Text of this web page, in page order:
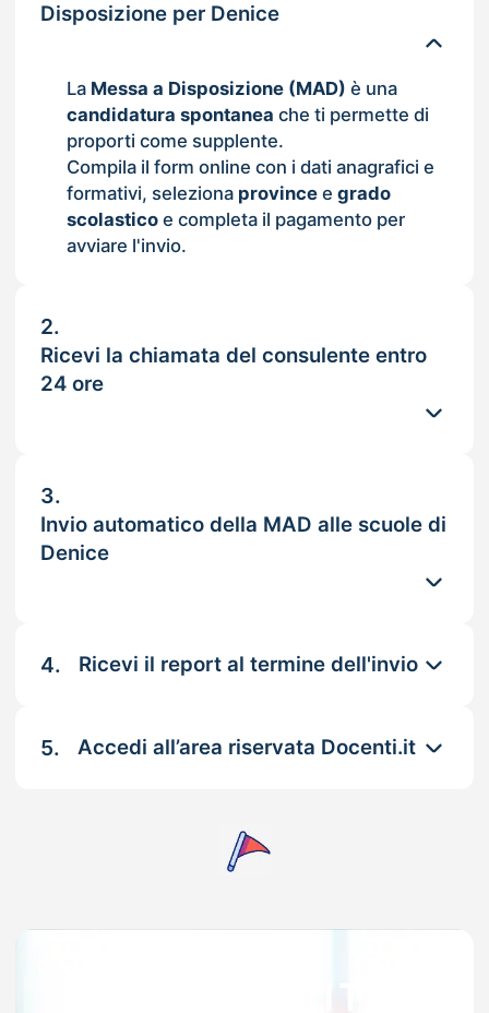
Disposizione per Denice
La Messa a Disposizione (MAD) è una
candidatura spontanea che ti permette di
proporti come supplente.
Compila il form online con i dati anagrafici e
formativi, seleziona provincee grado
scolasticoe completa il pagamento per
avviare l'invio.
2.
Ricevi la chiamata del consulente entro
24 ore
3.
Invio automatico della MAD alle scuole di
Denice
4. Ricevi il report al termine dell'invio
5. Accedi all’area riservata Docenti.it